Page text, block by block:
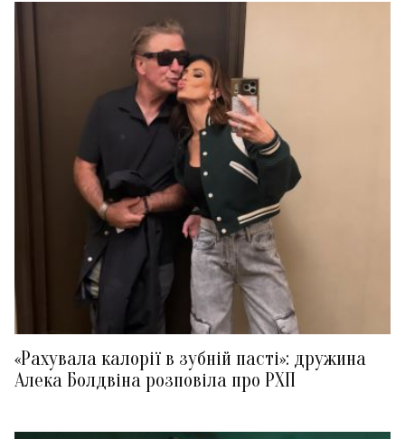
«Рахувала калорії в зубній пасті»: дружина
Алека Болдвіна розповіла про РХП